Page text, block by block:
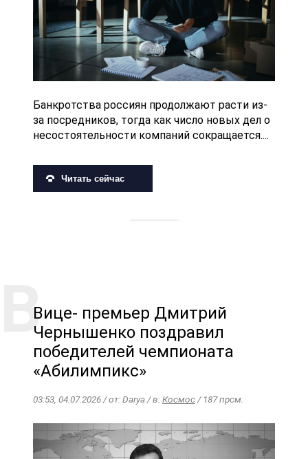
Банкротства россиян продолжают расти из-
за посредников, тогда как число новых дел о
несостоятельности компаний сокращается....
Читать сейчас
Вице- премьер Дмитрий
Чернышенко поздравил
победителей чемпионата
«Абилимпикс»
03:53, 04.07.2026 / от: Darya / в:Космос/ 187 прсм.